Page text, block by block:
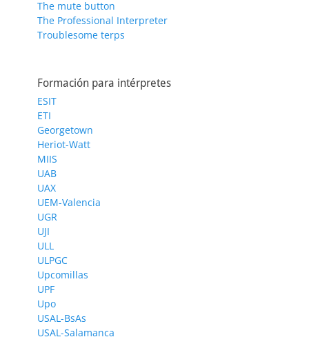
The mute button
The Professional Interpreter
Troublesome terps
Formación para intérpretes
ESIT
ETI
Georgetown
Heriot-Watt
MIIS
UAB
UAX
UEM-Valencia
UGR
UJI
ULL
ULPGC
Upcomillas
UPF
Upo
USAL-BsAs
USAL-Salamanca